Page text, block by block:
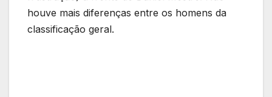
houve mais diferenças entre os homens da
classificação geral.